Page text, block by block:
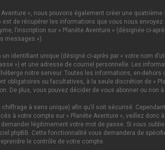
», nous pouvons également créer une
est de récupérer les informations que vous nous
l’inscription sur « Planète Aventure » (désignée ci-
messages »).
identifiant unique (désigné ci-après par « votre nom
») et une adresse de courriel personnelle. Les
notre serveur. Toutes les informations, en-
obligatoires ou facultatives, à la seule discrétion de «
De plus, vous pouvez décider de vous abonner ou
à sens unique) afin qu’il soit sécurisé.
à votre compte sur « Planète Aventure », veillez
légitimement votre mot de passe. Si vous
phpBB. Cette fonctionnalité vous demandera de
le contrôle de votre compte.